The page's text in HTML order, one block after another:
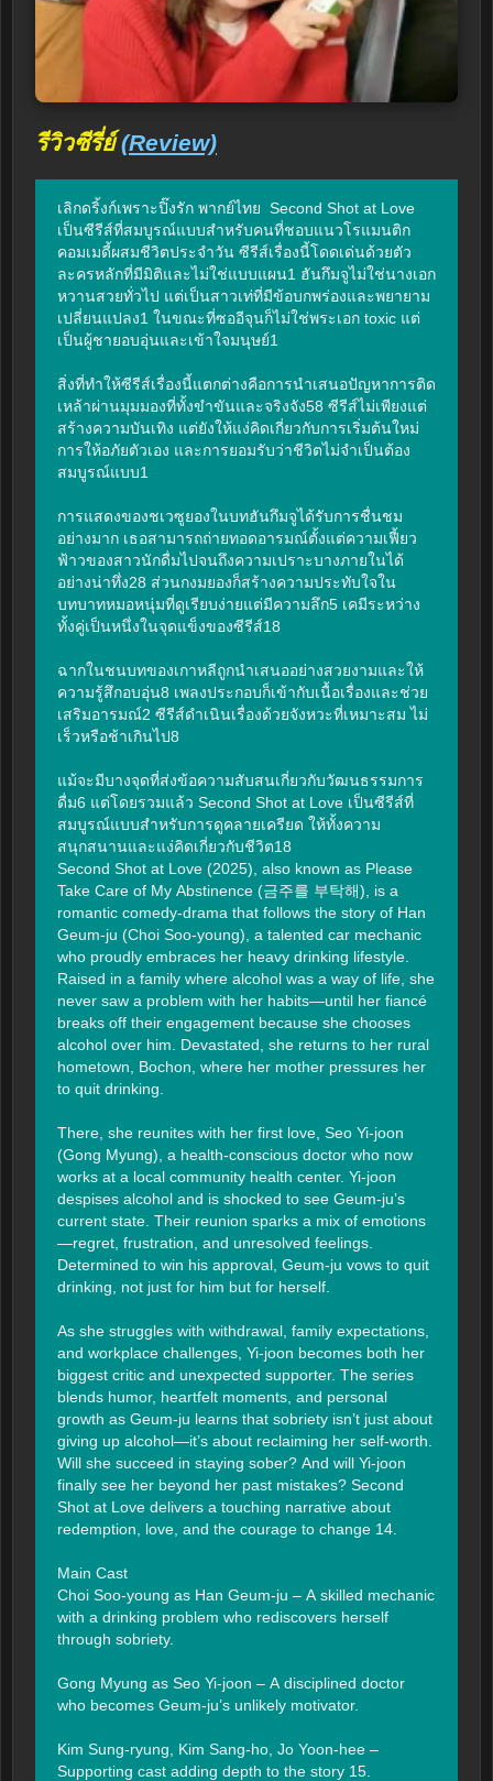
รีวิวซีรี่ย์(Review)
เลิกดริ้งก์เพราะปิ๊งรัก พากย์ไทย  Second Shot at Love
เป็นซีรีส์ที่สมบูรณ์แบบสำหรับคนที่ชอบแนวโรแมนติก
คอมเมดี้ผสมชีวิตประจำวัน ซีรีส์เรื่องนี้โดดเด่นด้วยตัว
ละครหลักที่มีมิติและไม่ใช่แบบแผน1 ฮันกึมจูไม่ใช่นางเอก
หวานสวยทั่วไป แต่เป็นสาวเท่ที่มีข้อบกพร่องและพยายาม
เปลี่ยนแปลง1 ในขณะที่ซออีจุนก็ไม่ใช่พระเอก toxic แต่
เป็นผู้ชายอบอุ่นและเข้าใจมนุษย์1
สิ่งที่ทำให้ซีรีส์เรื่องนี้แตกต่างคือการนำเสนอปัญหาการติด
เหล้าผ่านมุมมองที่ทั้งขำขันและจริงจัง58 ซีรีส์ไม่เพียงแต่
สร้างความบันเทิง แต่ยังให้แง่คิดเกี่ยวกับการเริ่มต้นใหม่
การให้อภัยตัวเอง และการยอมรับว่าชีวิตไม่จำเป็นต้อง
สมบูรณ์แบบ1
การแสดงของชเวซูยองในบทฮันกึมจูได้รับการชื่นชม
อย่างมาก เธอสามารถถ่ายทอดอารมณ์ตั้งแต่ความเฟี้ยว
ฟ้าวของสาวนักดื่มไปจนถึงความเปราะบางภายในได้
อย่างน่าทึ่ง28 ส่วนกงมยองก็สร้างความประทับใจใน
บทบาทหมอหนุ่มที่ดูเรียบง่ายแต่มีความลึก5 เคมีระหว่าง
ทั้งคู่เป็นหนึ่งในจุดแข็งของซีรีส์18
ฉากในชนบทของเกาหลีถูกนำเสนออย่างสวยงามและให้
ความรู้สึกอบอุ่น8 เพลงประกอบก็เข้ากับเนื้อเรื่องและช่วย
เสริมอารมณ์2 ซีรีส์ดำเนินเรื่องด้วยจังหวะที่เหมาะสม ไม่
เร็วหรือช้าเกินไป8
แม้จะมีบางจุดที่ส่งข้อความสับสนเกี่ยวกับวัฒนธรรมการ
ดื่ม6 แต่โดยรวมแล้ว Second Shot at Love เป็นซีรีส์ที่
สมบูรณ์แบบสำหรับการดูคลายเครียด ให้ทั้งความ
สนุกสนานและแง่คิดเกี่ยวกับชีวิต18
Second Shot at Love (2025), also known as Please
Take Care of My Abstinence (금주를 부탁해), is a
romantic comedy-drama that follows the story of Han
Geum-ju (Choi Soo-young), a talented car mechanic
who proudly embraces her heavy drinking lifestyle.
Raised in a family where alcohol was a way of life, she
never saw a problem with her habits—until her fiancé
breaks off their engagement because she chooses
alcohol over him. Devastated, she returns to her rural
hometown, Bochon, where her mother pressures her
to quit drinking.
There, she reunites with her first love, Seo Yi-joon
(Gong Myung), a health-conscious doctor who now
works at a local community health center. Yi-joon
despises alcohol and is shocked to see Geum-ju’s
current state. Their reunion sparks a mix of emotions
—regret, frustration, and unresolved feelings.
Determined to win his approval, Geum-ju vows to quit
drinking, not just for him but for herself.
As she struggles with withdrawal, family expectations,
and workplace challenges, Yi-joon becomes both her
biggest critic and unexpected supporter. The series
blends humor, heartfelt moments, and personal
growth as Geum-ju learns that sobriety isn’t just about
giving up alcohol—it’s about reclaiming her self-worth.
Will she succeed in staying sober? And will Yi-joon
finally see her beyond her past mistakes? Second
Shot at Love delivers a touching narrative about
redemption, love, and the courage to change 14.
Main Cast
Choi Soo-young as Han Geum-ju – A skilled mechanic
with a drinking problem who rediscovers herself
through sobriety.
Gong Myung as Seo Yi-joon – A disciplined doctor
who becomes Geum-ju’s unlikely motivator.
Kim Sung-ryung, Kim Sang-ho, Jo Yoon-hee –
Supporting cast adding depth to the story 15.